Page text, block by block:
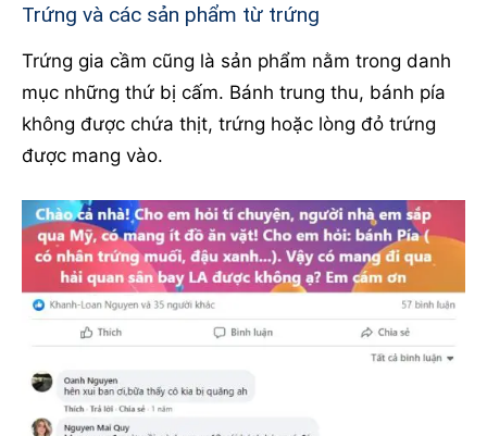
Trứng và các sản phẩm từ trứng
Trứng gia cầm cũng là sản phẩm nằm trong danh
mục những thứ bị cấm. Bánh trung thu, bánh pía
không được chứa thịt, trứng hoặc lòng đỏ trứng
được mang vào.